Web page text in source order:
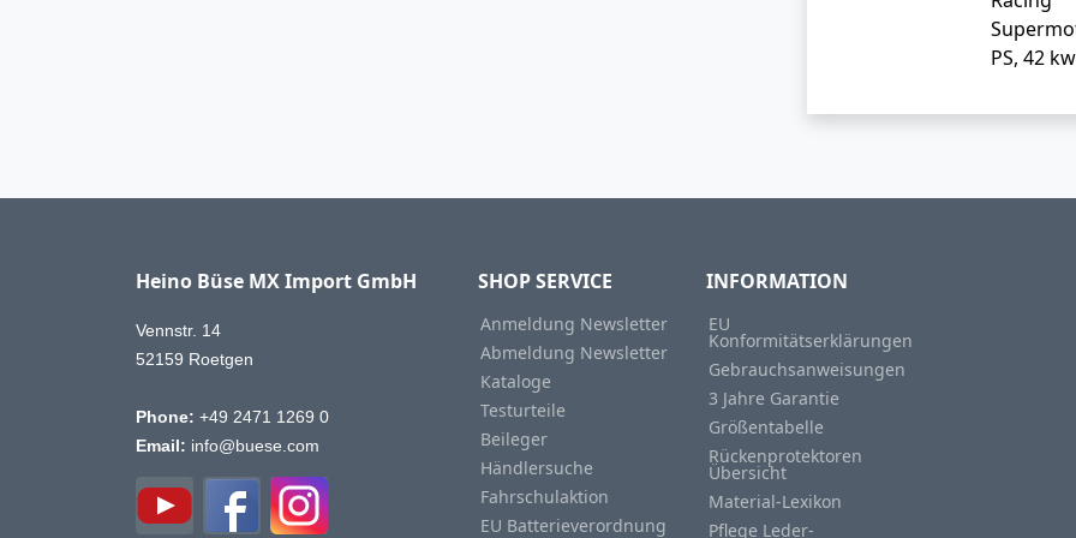
PS, 42 kw
Heino Büse MX Import GmbH
Vennstr. 14
52159 Roetgen
Phone: +49 2471 1269 0
Email: info@buese.com
SHOP SERVICE
Anmeldung Newsletter
Abmeldung Newsletter
Kataloge
Testurteile
Beileger
Händlersuche
Fahrschulaktion
EU Batterieverordnung
INFORMATION
EU
Konformitätserklärungen
Gebrauchsanweisungen
3 Jahre Garantie
Größentabelle
Rückenprotektoren
Übersicht
Material-Lexikon
Pflege Leder-